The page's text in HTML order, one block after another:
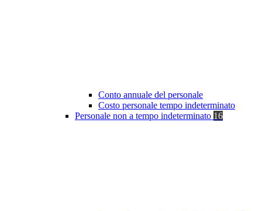
Conto annuale del personale
Costo personale tempo indeterminato
Personale non a tempo indeterminato 16